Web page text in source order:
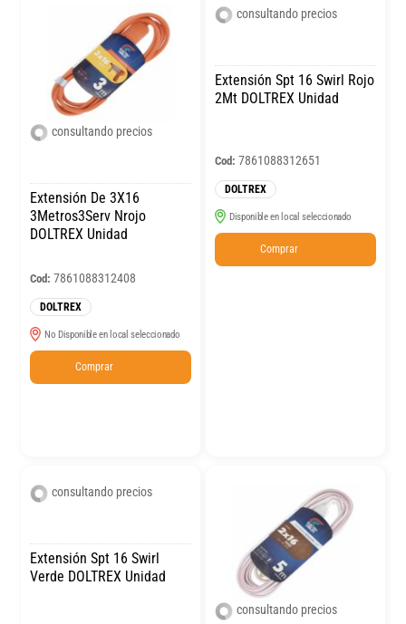
consultando precios
Extensión De 3X16
3Metros3Serv Nrojo
DOLTREX Unidad
Cod: 7861088312408
DOLTREX
No Disponible en local seleccionado
Comprar
consultando precios
Extensión Spt 16 Swirl Rojo
2Mt DOLTREX Unidad
Cod: 7861088312651
DOLTREX
Disponible en local seleccionado
Comprar
consultando precios
Extensión Spt 16 Swirl
Verde DOLTREX Unidad
consultando precios